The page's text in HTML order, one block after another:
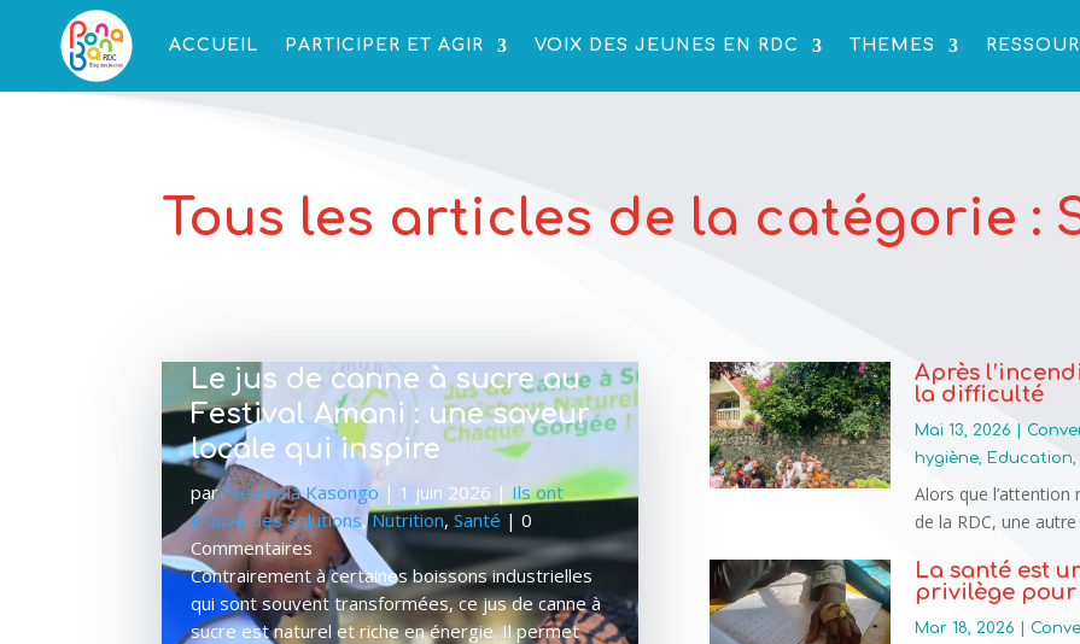
ACCUEIL PARTICIPER ET AGIR VOIX DES JEUNES EN RDC THEMES
Tous les articles de la catégorie :
Le jus de canne à sucre au
Festival Amani : une saveur
locale qui inspire
parDieumela Kasongo | 1 juin 2026 |Ils ont
trouvé des solutions,Nutrition,Santé | 0
Commentaires
Contrairement à certaines boissons industrielles
qui sont souvent transformées, ce jus de canne à
sucre est naturel et riche en énergie. Il permet
Après
la difficulté
Mai 13, 2026
hygiène, Education,
Alors que l’attention
de la RDC, une
La santé est
privilège
Mar 18, 2026